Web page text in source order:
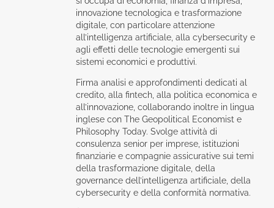
innovazione tecnologica e trasformazione
digitale, con particolare attenzione
all’intelligenza artificiale, alla cybersecurity e
agli effetti delle tecnologie emergenti sui
sistemi economici e produttivi.
Firma analisi e approfondimenti dedicati al
credito, alla fintech, alla politica economica e
all’innovazione, collaborando inoltre in lingua
inglese con The Geopolitical Economist e
Philosophy Today. Svolge attività di
consulenza senior per imprese, istituzioni
finanziarie e compagnie assicurative sui temi
della trasformazione digitale, della
governance dell’intelligenza artificiale, della
cybersecurity e della conformità normativa.